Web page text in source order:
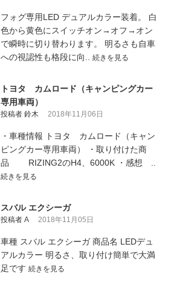
フォグ専用LED デュアルカラー装着。 白
色から黄色にスイッチオン→オフ→オン
で瞬時に切り替わります。 明るさも自車
への視認性も格段に向.. 続きを見る
トヨタ カムロード（キャンピングカー
専用車両）
投稿者 鈴木 2018年11月06日
・車種情報 トヨタ カムロード（キャン
ピングカー専用車両） ・取り付けた商
品 RIZING2のH4、6000K ・感想 ..
続きを見る
スバル エクシーガ
投稿者 A 2018年11月05日
車種 スバル エクシーガ 商品名 LEDデュ
アルカラー 明るさ、取り付け簡単で大満
足です 続きを見る